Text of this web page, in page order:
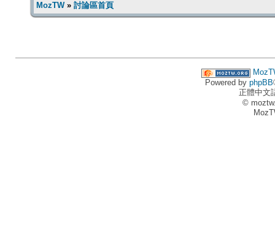
MozTW» 討論區首頁
Powered by phpBB
正體中文
©